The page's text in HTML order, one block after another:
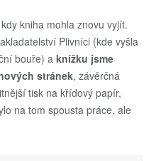
kniha mohla znovu vyjít.
Plivníci (kde vyšla
bouře) a knížku jsme
stránek, závěrčná
tisk na křídový papír,
na tom spousta práce, ale